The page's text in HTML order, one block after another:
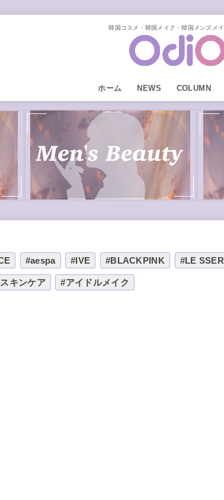
韓国コスメ・韓国メイク・韓国メンズメ
ホーム NEWS COLUMN
#aespa #IVE #BLACKPINK #LE
キンケア #アイドルメイク